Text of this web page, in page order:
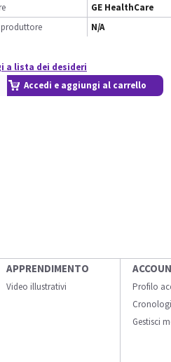
GE HealthCare
produttore
N/A
a lista dei desideri
Accedi e aggiungi al carrello
APPRENDIMENTO
Video illustrativi
Profilo
Gestisci